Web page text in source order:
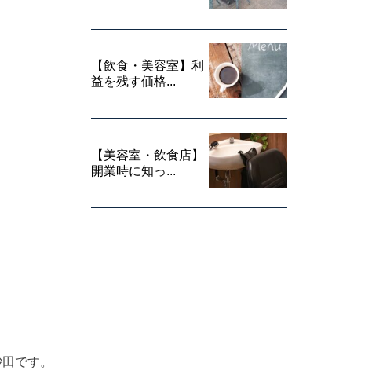
です。
【飲食・美容室】利
益を残す価格...
【美容室・飲食店】
開業時に知っ...